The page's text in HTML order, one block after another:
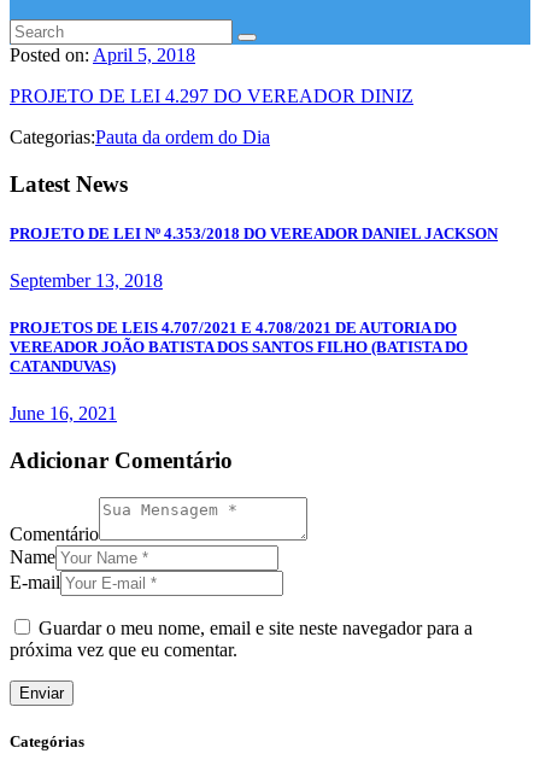
Posted on: April 5, 2018
PROJETO DE LEI 4.297 DO VEREADOR DINIZ
Categorias:Pauta da ordem do Dia
Latest News
PROJETO DE LEI Nº 4.353/2018 DO VEREADOR DANIEL JACKSON
September 13, 2018
PROJETOS DE LEIS 4.707/2021 E 4.708/2021 DE AUTORIA DO
VEREADOR JOÃO BATISTA DOS SANTOS FILHO (BATISTA DO
CATANDUVAS)
June 16, 2021
Adicionar Comentário
Comentário
Name
E-mail
Guardar o meu nome, email e site neste navegador para a
próxima vez que eu comentar.
Categórias